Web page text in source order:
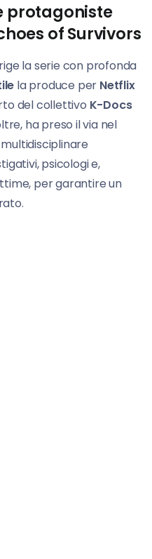
protagoniste
of Survivors
la serie con profonda
la produce per Netflix
del collettivo K-Docs
ha preso il via nel
psicologi e,
per garantire un